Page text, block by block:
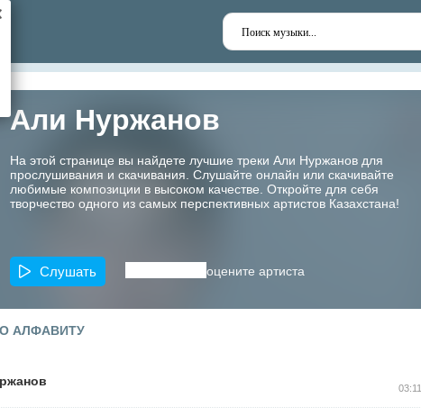
Али Нуржанов
На этой странице вы найдете лучшие треки Али Нуржанов для
прослушивания и скачивания. Слушайте онлайн или скачивайте
любимые композиции в высоком качестве. Откройте для себя
творчество одного из самых перспективных артистов Казахстана!
Слушать оцените артиста
АЛФАВИТУ
03:11